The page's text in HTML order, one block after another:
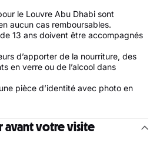
le Louvre Abu Dhabi sont
aucun cas remboursables.
13 ans doivent être accompagnés
d’apporter de la nourriture, des
en verre ou de l’alcool dans
pièce d’identité avec photo en
avant votre visite